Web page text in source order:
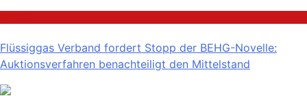
Flüssiggas Verband fordert Stopp der BEHG-Novelle:
Auktionsverfahren benachteiligt den Mittelstand